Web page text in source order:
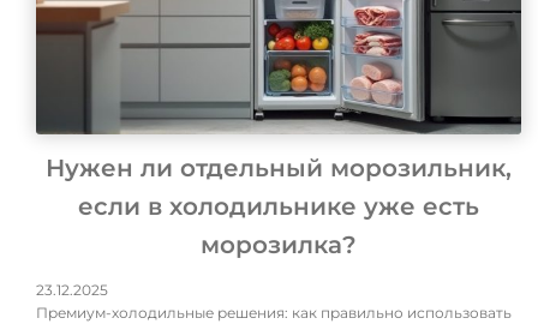
Нужен ли отдельный морозильник,
если в холодильнике уже есть
морозилка?
23.12.2025
Премиум-холодильные решения: как правильно использовать